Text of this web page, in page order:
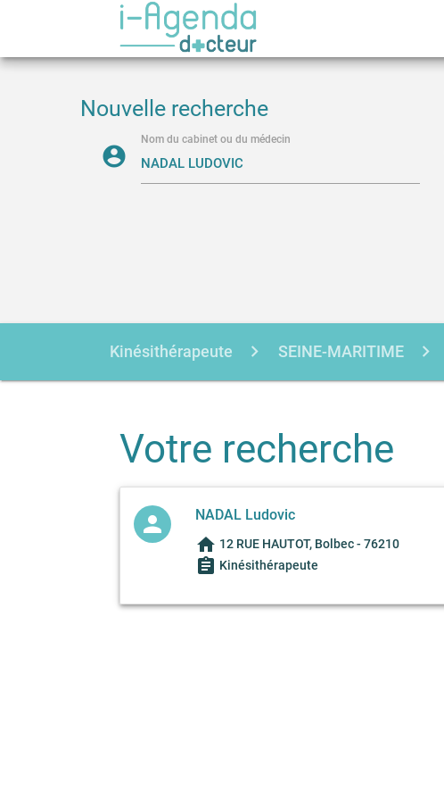
Nouvelle recherche
account_circle
Nom du cabinet ou du médecin
Kinésithérapeute SEINE-MARITIME
Votre recherche
person NADAL Ludovic
home 12 RUE HAUTOT, Bolbec - 76210
assignment Kinésithérapeute